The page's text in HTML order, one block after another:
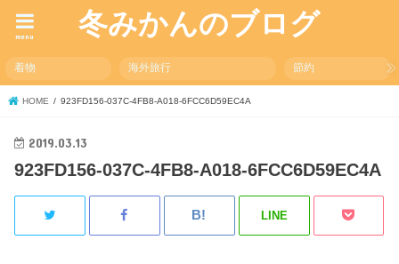
冬みかんのブログ
menu
着物 海外旅行 節約
HOME 923FD156-037C-4FB8-A018-6FCC6D59EC4A
2019.03.13
923FD156-037C-4FB8-A018-6FCC6D59EC4A
LINE